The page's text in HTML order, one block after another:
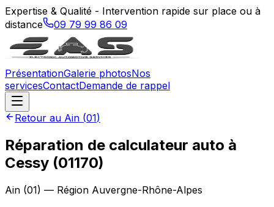
Expertise & Qualité - Intervention rapide sur place ou à
distance
09 79 99 86 09
PrésentationGalerie photosNos
servicesContactDemande de rappel
Retour au Ain (01)
Réparation de calculateur auto à
Cessy (01170)
Ain (01) — Région Auvergne-Rhône-Alpes